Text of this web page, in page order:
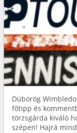
Dübörög
főtipp és
törzsgárda kiváló
szépen! Hajrá